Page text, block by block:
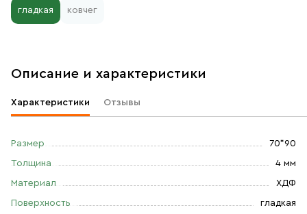
гладкая ковчег
Описание и характеристики
Характеристики Отзывы
Размер 70*90
Толщина 4 мм
Материал ХДФ
Поверхность гладкая